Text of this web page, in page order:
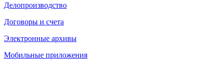
Делопроизводство
Договоры и счета
Электронные архивы
Мобильные приложения